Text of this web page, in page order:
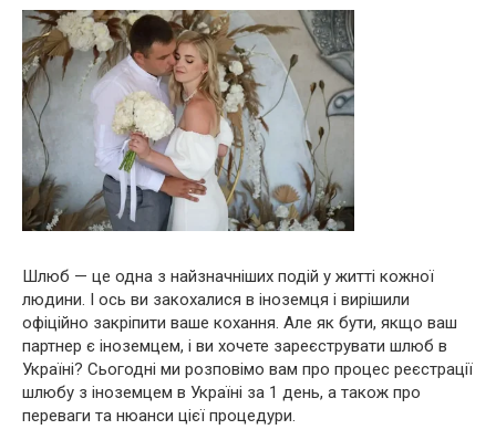
Шлюб — це одна з найзначніших подій у житті кожної
людини. І ось ви закохалися в іноземця і вирішили
офіційно закріпити ваше кохання. Але як бути, якщо ваш
партнер є іноземцем, і ви хочете зареєструвати шлюб в
Україні? Сьогодні ми розповімо вам про процес реєстрації
шлюбу з іноземцем в Україні за 1 день, а також про
переваги та нюанси цієї процедури.